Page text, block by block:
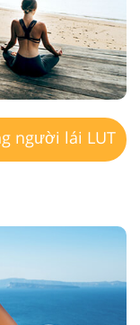
người lái LUT